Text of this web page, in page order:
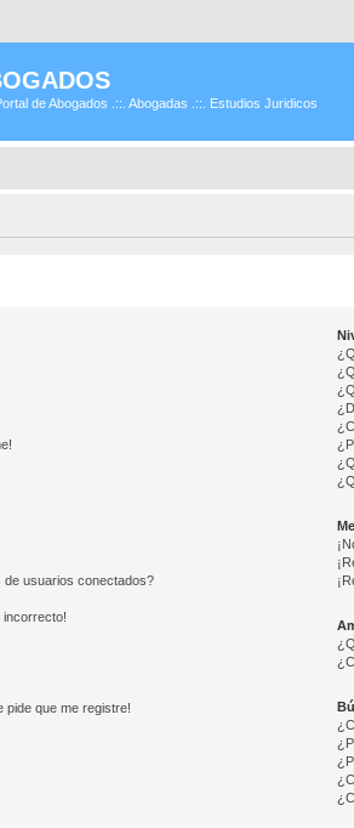
de Abogados .::. Abogadas .::. Estudios Juridicos
de usuarios conectados?
incorrecto!
pide que me registre!